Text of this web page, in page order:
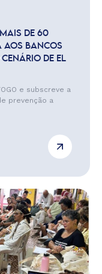
DE 60
AOS BANCOS
DE EL
e subscreve a
prevenção a